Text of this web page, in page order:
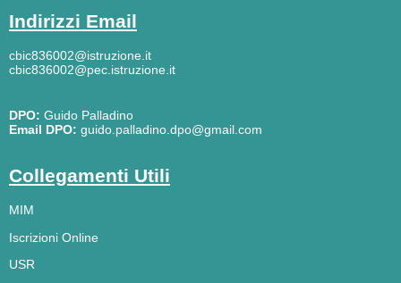
Indirizzi Email
cbic836002@istruzione.it
cbic836002@pec.istruzione.it
DPO: Guido Palladino
Email DPO: guido.palladino.dpo@gmail.com
Collegamenti Utili
MIM
Iscrizioni Online
USR